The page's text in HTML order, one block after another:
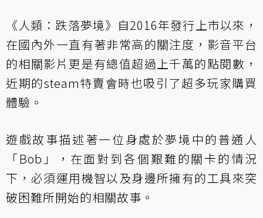
《人類：跌落夢境》自2016年發行上市以來，
在國內外一直有著非常高的關注度，影音平台
的相關影片更是有總值超過上千萬的點閱數，
近期的steam特賣會時也吸引了超多玩家購買
體驗。
遊戲故事描述著一位身處於夢境中的普通人
「Bob」，在面對到各個艱難的關卡的情況
下，必須運用機智以及身邊所擁有的工具來突
破困難所開始的相關故事。